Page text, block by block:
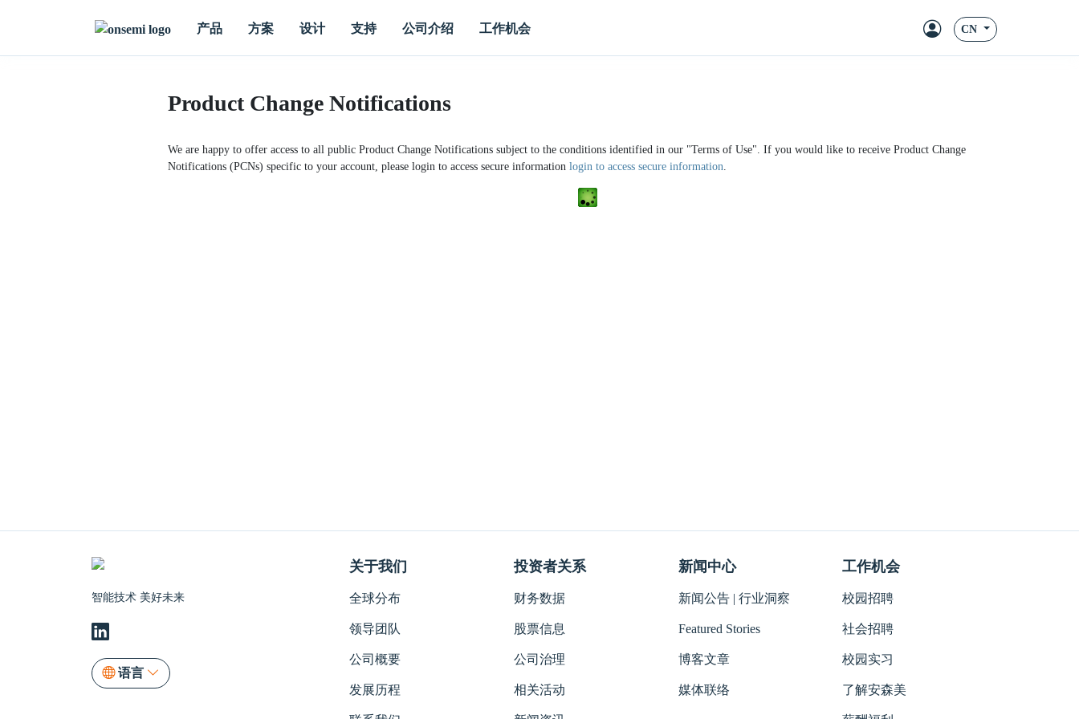
产品 方案 设计 支持 公司介绍 工作机会 CN
Product Change Notifications
We are happy to offer access to all public Product Change Notifications subject to the conditions identified in our "Terms of Use". If you would like to receive Product Change
Notifications (PCNs) specific to your account, please login to access secure information login to access secure information
智能技术 美好未来
语言
关于我们
全球分布
领导团队
公司概要
发展历程
投资者关系
财务数据
股票信息
公司治理
相关活动
新闻中心
新闻公告 | 行业洞察
Featured Stories
博客文章
媒体联络
工作机会
校园招聘
社会招聘
校园实习
了解安森美